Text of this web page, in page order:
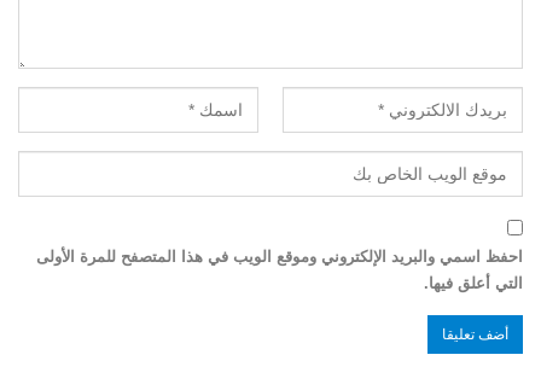
احفظ اسمي والبريد الإلكتروني وموقع الويب في هذا المتصفح للمرة الأولى
التي أعلق فيها.